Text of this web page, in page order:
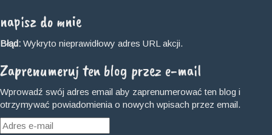
napisz do mnie
Błąd: Wykryto nieprawidłowy adres URL akcji.
Zaprenumeruj ten blog przez e-mail
Wprowadź swój adres email aby zaprenumerować ten blog i
otrzymywać powiadomienia o nowych wpisach przez email.
Adres
e-